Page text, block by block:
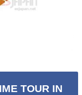
TOUR IN